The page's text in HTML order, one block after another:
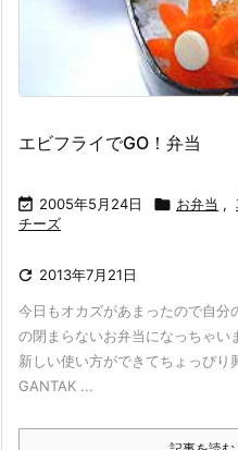
エビフライでGO！弁当
 2005年5月24日  お弁当 ,
チーズ
 2013年7月21日
今日もオカズがあまったので自分
の閉まらないお弁当になっちゃ
新しい使い方ができてちょっぴり
GANTAK ...